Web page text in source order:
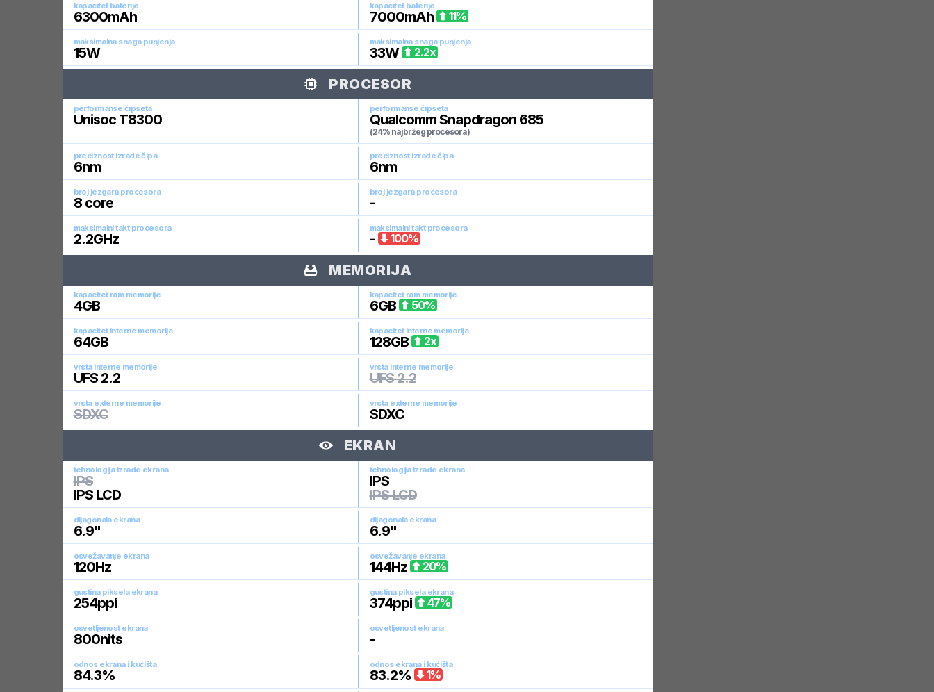
kapacitet baterije
6300mAh
kapacitet baterije
7000mAh 11%
maksimalna snaga punjenja
15W
maksimalna snaga punjenja
33W 2.2x
PROCESOR
performanse čipseta
Unisoc T8300
performanse čipseta
Qualcomm Snapdragon 685
(24% najbržeg procesora)
preciznost izrade čipa
6nm
preciznost izrade čipa
6nm
broj jezgara procesora
8core
broj jezgara procesora
-
maksimalni takt procesora
2.2GHz
maksimalni takt procesora
- 100%
MEMORIJA
kapacitet ram memorije
4GB
kapacitet ram memorije
6GB 50%
kapacitet interne memorije
64GB
kapacitet interne memorije
128GB 2x
vrsta interne memorije
UFS 2.2
vrsta interne memorije
UFS 2.2
vrsta externe memorije
SDXC
vrsta externe memorije
SDXC
EKRAN
tehnologija izrade ekrana
IPS
IPS LCD
tehnologija izrade ekrana
IPS
IPS LCD
dijagonala ekrana
6.9"
dijagonala ekrana
6.9"
osvežavanje ekrana
120Hz
osvežavanje ekrana
144Hz 20%
gustina piksela ekrana
254ppi
gustina piksela ekrana
374ppi 47%
osvetljenost ekrana
800nits
osvetljenost ekrana
-
odnos ekrana i kućišta
84.3%
odnos ekrana i kućišta
83.2% 1%